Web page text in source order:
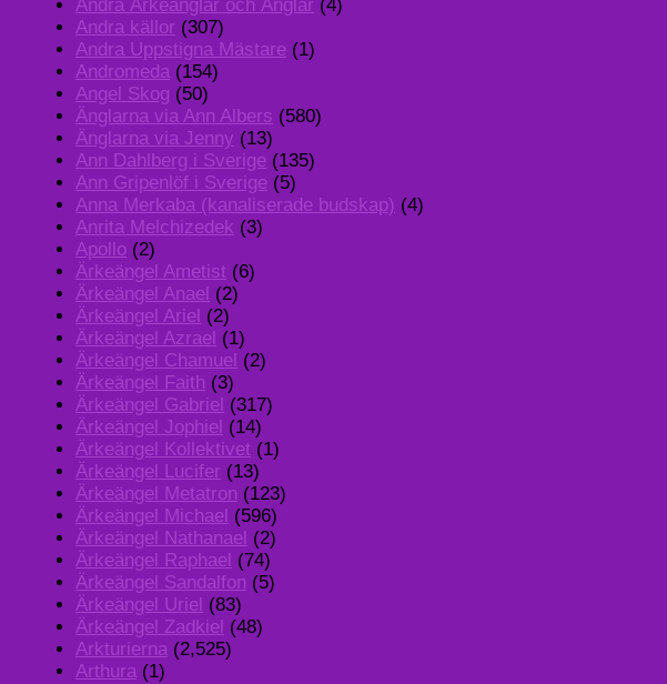
Andra Ärkeänglar och Änglar (4)
Andra källor (307)
Andra Uppstigna Mästare (1)
Andromeda (154)
Angel Skog (50)
Änglarna via Ann Albers (580)
Änglarna via Jenny (13)
Ann Dahlberg i Sverige (135)
Ann Gripenlöf i Sverige (5)
Anna Merkaba (kanaliserade budskap) (4)
Anrita Melchizedek (3)
Apollo (2)
Ärkeängel Ametist (6)
Ärkeängel Anael (2)
Ärkeängel Ariel (2)
Ärkeängel Azrael (1)
Ärkeängel Chamuel (2)
Ärkeängel Faith (3)
Ärkeängel Gabriel (317)
Ärkeängel Jophiel (14)
Ärkeängel Kollektivet (1)
Ärkeängel Lucifer (13)
Ärkeängel Metatron (123)
Ärkeängel Michael (596)
Ärkeängel Nathanael (2)
Ärkeängel Raphael (74)
Ärkeängel Sandalfon (5)
Ärkeängel Uriel (83)
Ärkeängel Zadkiel (48)
Arkturierna (2,525)
Arthura (1)